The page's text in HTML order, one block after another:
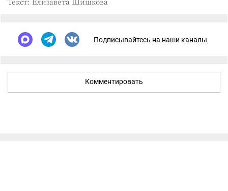
Подписывайтесь на наши каналы
Комментировать